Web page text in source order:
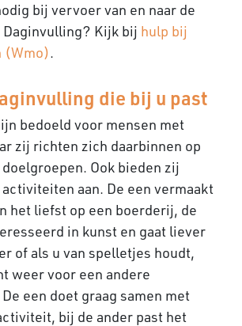
bij vervoer van en naar de
Daginvulling? Kijk bij hulp bij
(Wmo).
die bij u past
bedoeld voor mensen met
zij richten zich daarbinnen op
Ook bieden zij
aan. De een vermaakt
het liefst op een boerderij, de
in kunst en gaat liever
of als u van spelletjes houdt,
weer voor een andere
een doet graag samen met
bij de ander past het